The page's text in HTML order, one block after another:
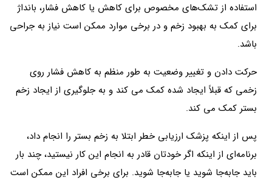
استفاده از تشک‌های مخصوص برای کاهش یا کاهش فشار، بانداژ
برای کمک به بهبود زخم و در برخی موارد ممکن است نیاز به جراحی
باشد.
حرکت دادن و تغییر وضعیت به طور منظم به کاهش فشار روی
زخمی که قبلاً ایجاد شده کمک می کند و به جلوگیری از ایجاد زخم
بستر کمک می کند.
پس از اینکه پزشک ارزیابی خطر ابتلا به زخم بستر را انجام داد،
برنامه‌ای از اینکه اگر خودتان قادر به انجام این کار نیستید، چند بار
باید جابه‌جا شوید یا جابه‌جا شوید. برای برخی افراد این ممکن است